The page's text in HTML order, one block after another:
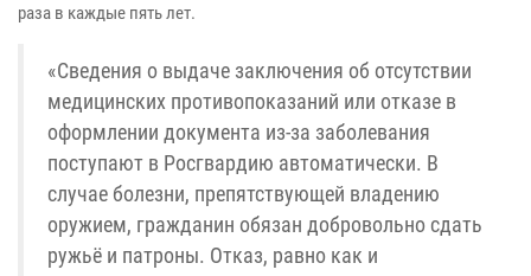
раза в каждые пять лет.
«Сведения о выдаче заключения об отсутствии
медицинских противопоказаний или отказе в
оформлении документа из-за заболевания
поступают в Росгвардию автоматически. В
случае болезни, препятствующей владению
оружием, гражданин обязан добровольно сдать
ружьё и патроны. Отказ, равно как и